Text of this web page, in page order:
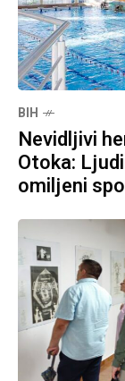
BIH
Nevidljivi
Otoka:
omiljeni